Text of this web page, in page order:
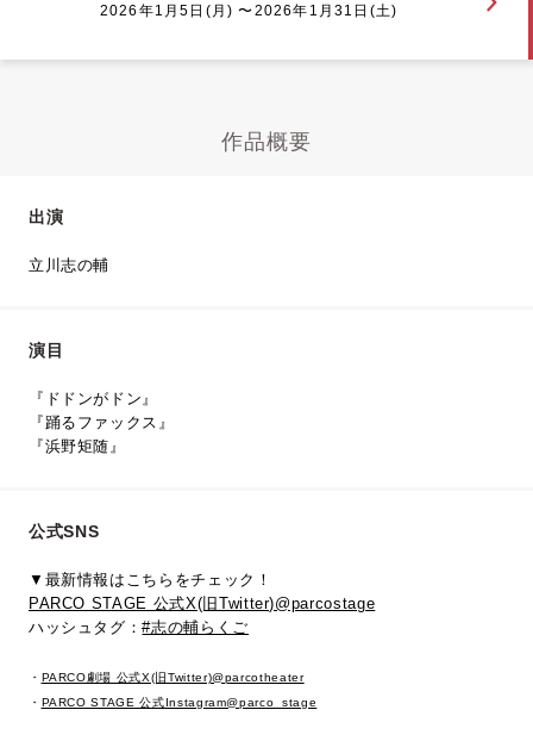
2026年1月5日(月) 〜2026年1月31日(土)
作品概要
出演
立川志の輔
演目
『ドドンがドン』
『踊るファックス』
『浜野矩随』
公式SNS
▼最新情報はこちらをチェック！
PARCO STAGE 公式X(旧Twitter)@parcostage
ハッシュタグ：#志の輔らくご
・ PARCO劇場 公式X(旧Twitter)@parcotheater
・ PARCO STAGE 公式Instagram@parco_stage